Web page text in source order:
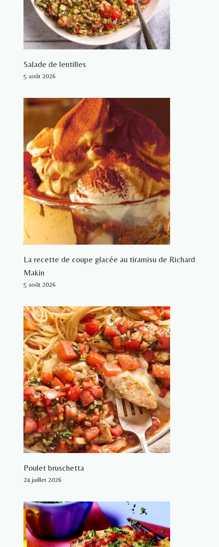
Salade de lentilles
5 août 2026
La recette de coupe glacée au tiramisu de Richard
Makin
5 août 2026
Poulet bruschetta
24 juillet 2026